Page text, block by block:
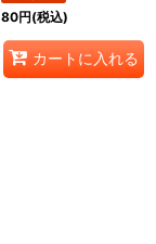
80円(税込)
カートに入れる